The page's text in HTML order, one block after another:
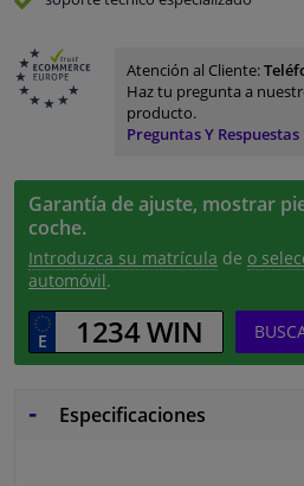
Atención al Cliente:
Haz tu pregunta a
producto.
Preguntas Y Respuestas
Garantía de ajuste, mostrar
coche.
Introduzca su matrícula de o
automóvil.
Especificaciones